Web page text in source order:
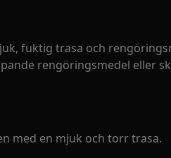
fuktig trasa och
rengöringsmedel eller
med en mjuk och torr trasa.